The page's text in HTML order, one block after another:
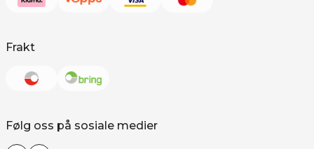
Frakt
Følg oss på sosiale medier